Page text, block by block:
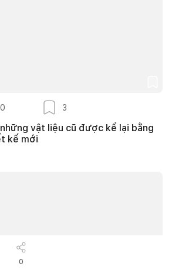
0 3
vật liệu cũ được kể lại bằng
kế mới
0